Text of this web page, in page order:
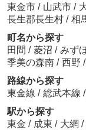
東金市 / 山武市 /
長生郡長生村 / 相
町名から探す
田間 / 菱沼 / みず
季美の森南 / 西野 /
路線から探す
東金線 / 総武本線 /
駅から探す
東金 / 成東 / 大網 /